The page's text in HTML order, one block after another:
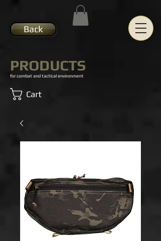
Back
PRODUCTS
for combat and tactical environment
Cart